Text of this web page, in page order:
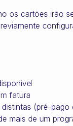
os cartões irão
fatura
(pré-
mais de um